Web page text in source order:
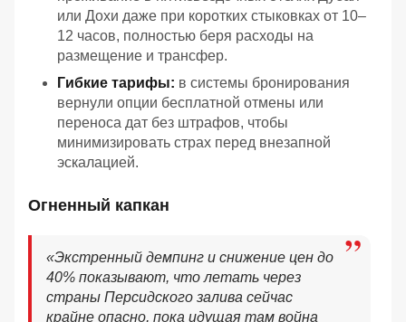
или Дохи даже при коротких стыковках от 10–
12 часов, полностью беря расходы на
размещение и трансфер.
Гибкие тарифы: в системы бронирования
вернули опции бесплатной отмены или
переноса дат без штрафов, чтобы
минимизировать страх перед внезапной
эскалацией.
Огненный капкан
«Экстренный демпинг и снижение цен до
40% показывают, что летать через
страны Персидского залива сейчас
крайне опасно, пока идущая там война